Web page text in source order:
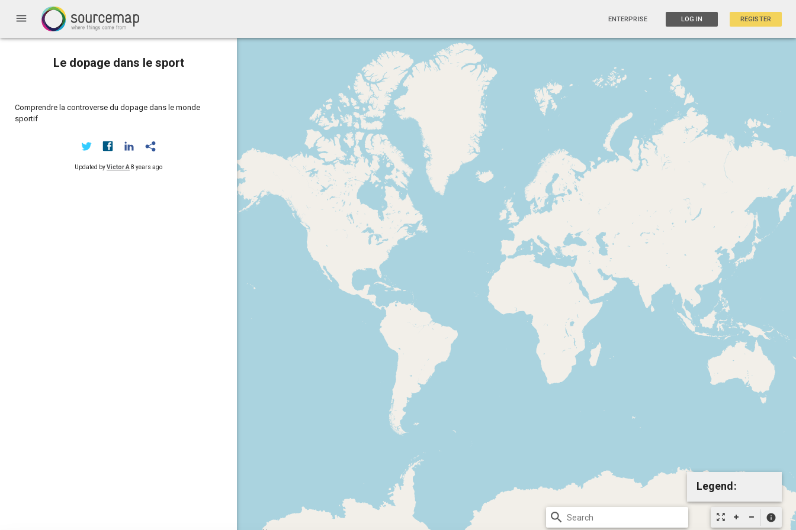
menu ENTERPRISE LOG IN REGISTER
Le dopage dans le sport
Comprendre la controverse du dopage dans le monde
sportif
Updated byVictor A 8 years ago
zoom_out_map info
Legend:
search